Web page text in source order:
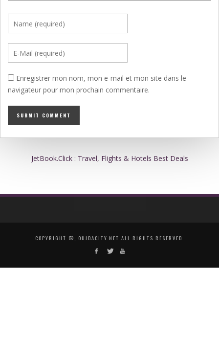
Enregistrer mon nom, mon e-mail et mon site dans le
navigateur pour mon prochain commentaire.
JetBook.Click : Travel, Flights & Hotels Best Deals
COPYRIGHT ©, OUJDACITY.NET ALL RIGHTS RESERVED.